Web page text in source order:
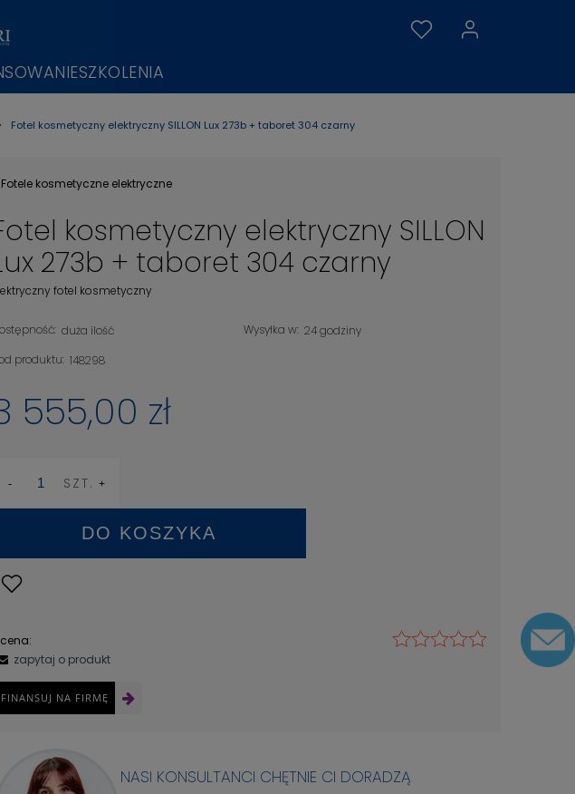
SZKOLENIA
Fotel kosmetyczny elektryczny SILLON Lux 273b + taboret 304 czarny
Fotele kosmetyczne elektryczne
kosmetyczny elektryczny SILLON
273b + taboret 304 czarny
fotel kosmetyczny
duża ilość Wysyłka w: 24 godziny
produktu: 148298
555,00 zł
SZT.
DO KOSZYKA
zapytaj o produkt
FINANSUJ NA FIRMĘ
NASI KONSULTANCI CHĘTNIE CI DORADZĄ